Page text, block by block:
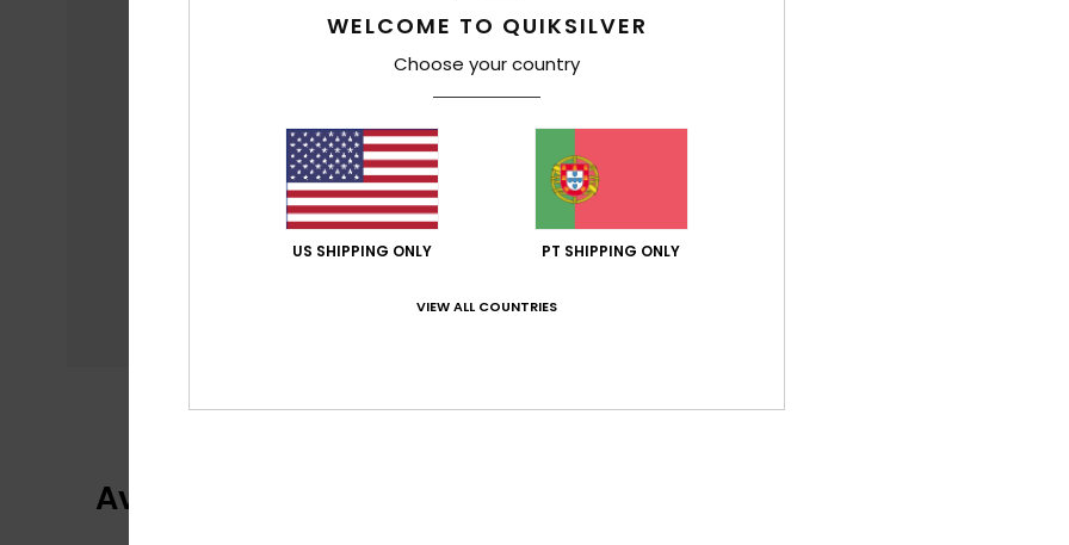
Avaliações dos clientes
WELCOME TO QUIKSILVER
Choose your country
US SHIPPING ONLY PT SHIPPING ONLY
VIEW ALL COUNTRIES